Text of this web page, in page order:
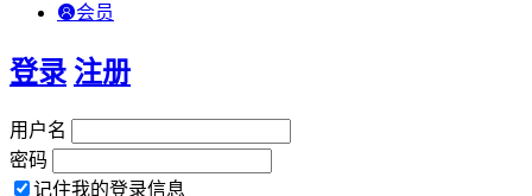
会员
登录 注册
用户名
密码
记住我的登录信息